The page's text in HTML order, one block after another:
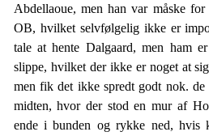
Abdellaoue, men han var måske
OB, hvilket selvfølgelig ikke er
tale at hente Dalgaard, men ham
slippe, hvilket der ikke er noget at
men fik det ikke spredt godt nok. de
midten, hvor der stod en mur af
ende i bunden og rykke ned, hvis